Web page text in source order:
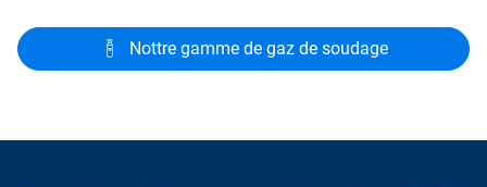
Nottre gamme de gaz de soudage